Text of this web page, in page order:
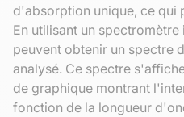
d'absorption unique, ce qui
En utilisant un
peuvent obtenir un spectre
analysé. Ce spectre
de graphique montrant
fonction de la longueur